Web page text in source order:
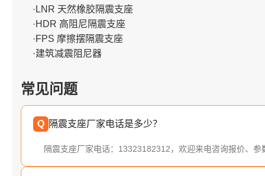
·LNR 天然橡胶隔震支座
·HDR 高阻尼隔震支座
·FPS 摩擦摆隔震支座
·建筑减震阻尼器
常见问题
Q 隔震支座厂家电话是多少？
隔震支座厂家电话：13323182312，欢迎来电咨询报价、参